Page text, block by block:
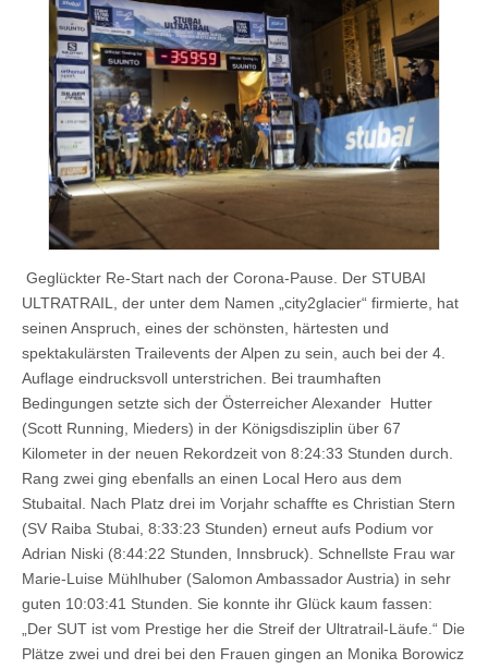
Geglückter Re-Start nach der Corona-Pause. Der STUBAI
ULTRATRAIL, der unter dem Namen „city2glacier“ firmierte, hat
seinen Anspruch, eines der schönsten, härtesten und
spektakulärsten Trailevents der Alpen zu sein, auch bei der 4.
Auflage eindrucksvoll unterstrichen. Bei traumhaften
Bedingungen setzte sich der Österreicher Alexander Hutter
(Scott Running, Mieders) in der Königsdisziplin über 67
Kilometer in der neuen Rekordzeit von 8:24:33 Stunden durch.
Rang zwei ging ebenfalls an einen Local Hero aus dem
Stubaital. Nach Platz drei im Vorjahr schaffte es Christian Stern
(SV Raiba Stubai, 8:33:23 Stunden) erneut aufs Podium vor
Adrian Niski (8:44:22 Stunden, Innsbruck). Schnellste Frau war
Marie-Luise Mühlhuber (Salomon Ambassador Austria) in sehr
guten 10:03:41 Stunden. Sie konnte ihr Glück kaum fassen:
„Der SUT ist vom Prestige her die Streif der Ultratrail-Läufe.“ Die
Plätze zwei und drei bei den Frauen gingen an Monika Borowicz